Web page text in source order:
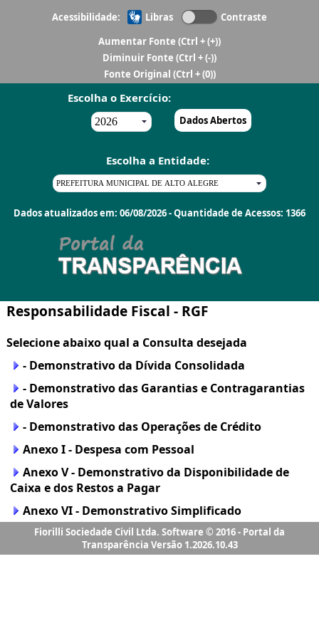
Acessibilidade: Libras
Contraste
Aumentar Fonte (Ctrl + (+))
Diminuir Fonte (Ctrl + (-))
Fonte Original (Ctrl + (0))
Escolha o Exercício:
Dados Abertos
Escolha a Entidade:
Dados atualizados em: 06/08/2026 - Quantidade de Acessos: 1366
Fiorilli Sociedade Civil Ltda. Software © 2016 - Portal da
Transparência Versão 1.2026.10.43